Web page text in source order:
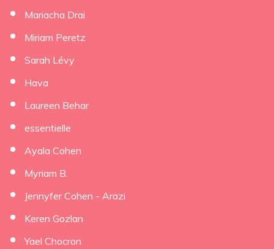
Mariacha Drai
Miriam Peretz
Sarah Lévy
Hava
Laureen Behar
essentielle
Ayala Cohen
Myriam B.
Jennyfer Cohen - Arazi
Keren Gozlan
Yael Chocron